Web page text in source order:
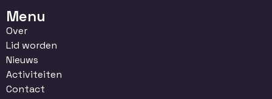
Menu
Over
Lid worden
Nieuws
Activiteiten
Contact